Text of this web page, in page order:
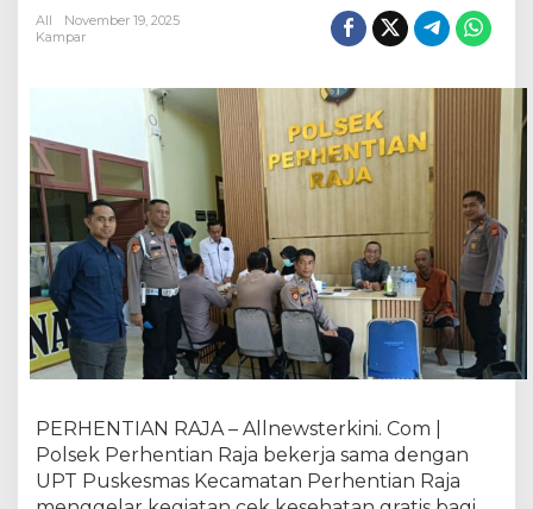
s
a
t
J
a
g
a
e
a
,
P
All
November 19, 2025
Kampar
PERHENTIAN RAJA – Allnewsterkini. Com |
Polsek Perhentian Raja bekerja sama dengan
UPT Puskesmas Kecamatan Perhentian Raja